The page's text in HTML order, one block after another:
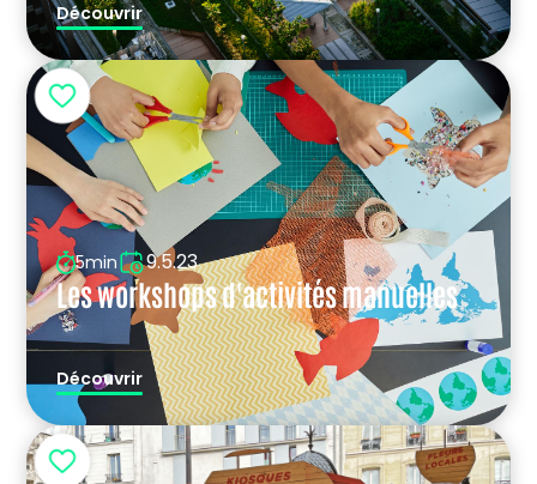
Découvrir
5min 9.5.23
Les workshops d'activités manuelles
Découvrir